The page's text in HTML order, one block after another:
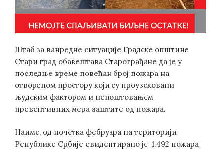
Штаб за ванредне ситуације Градске општине
Стари град обавештава Старограђане да је у
последње време повећан број пожара на
отвореном простору који су проузоковани
људским фактором и непоштовањем
превентивних мера заштите од пожара.
Наиме, од почетка фебруара на територији
Републике Србије евидентирано је 1.492 пожара